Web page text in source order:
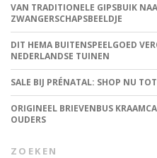
VAN TRADITIONELE GIPSBUIK
ZWANGERSCHAPSBEELDJE
DIT HEMA BUITENSPEELGOED
NEDERLANDSE TUINEN
SALE BIJ PRÉNATAL: SHOP NU
ORIGINEEL BRIEVENBUS
OUDERS
ZOEKEN